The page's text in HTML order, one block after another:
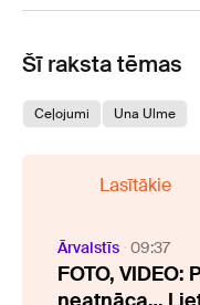
Šī raksta tēmas
Ceļojumi Una Ulme
Lasītākie
Ārvalstīs 09:37
FOTO,